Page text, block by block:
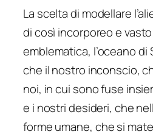
La scelta di modellare
di così incorporeo e
emblematica, l’oceano di
che il nostro inconscio,
noi, in cui sono fuse
e i nostri desideri, che
forme umane, che si